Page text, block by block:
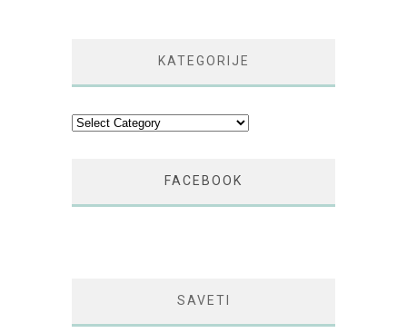
KATEGORIJE
Kategorije
FACEBOOK
SAVETI